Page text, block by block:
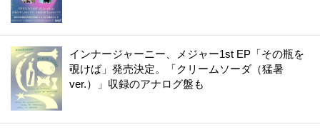
インナージャーニー、メジャー1st EP「その瓶を
覗けば」発売決定。「クリームソーダ（猛暑
ver.）」収録のアナログ盤も